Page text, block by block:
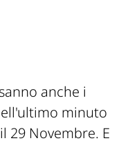
anche i
minuto
29 Novembre. E